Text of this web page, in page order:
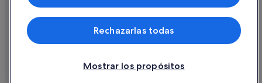
© 2026 Expedia, Inc., una empresa de Expedia Group. Todos los
derechos reservados. Expedia y el logotipo de Expedia son marcas
comerciales o marcas comerciales registradas de Expedia, Inc.
medición de publicidad y contenido, investigación de
audiencia y desarrollo de servicios.
Lista de asociados (proveedores)
Mostrar los propósitos
Rechazarlas todas